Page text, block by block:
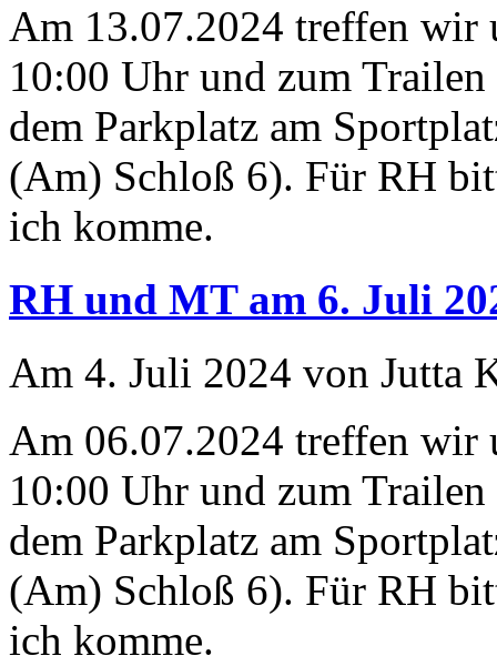
Am 13.07.2024 treffen wir
10:00 Uhr und zum
dem Parkplatz am
(Am) Schloß 6). Für RH
ich komme.
RH und MT am 6. Juli
Am 4. Juli 2024 von Jutta
Am 06.07.2024 treffen wir
10:00 Uhr und zum
dem Parkplatz am
(Am) Schloß 6). Für RH
ich komme.